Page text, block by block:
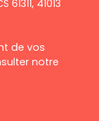
41013
de vos
notre